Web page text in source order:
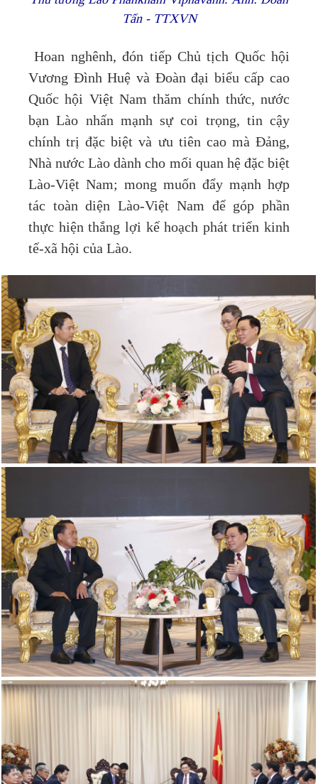
Tấn - TTXVN
Hoan nghênh, đón tiếp Chủ tịch Quốc hội
Vương Đình Huệ và Đoàn đại biểu cấp cao
Quốc hội Việt Nam thăm chính thức, nước
bạn Lào nhấn mạnh sự coi trọng, tin cậy
chính trị đặc biệt và ưu tiên cao mà Đảng,
Nhà nước Lào dành cho mối quan hệ đặc biệt
Lào-Việt Nam; mong muốn đẩy mạnh hợp
tác toàn diện Lào-Việt Nam để góp phần
thực hiện thắng lợi kế hoạch phát triển kinh
tế-xã hội của Lào.